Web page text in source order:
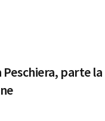
Peschiera, parte la